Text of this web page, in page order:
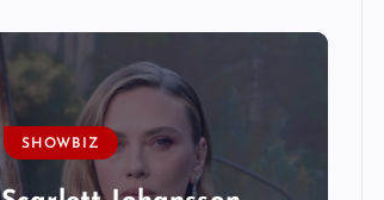
SHOWBIZ